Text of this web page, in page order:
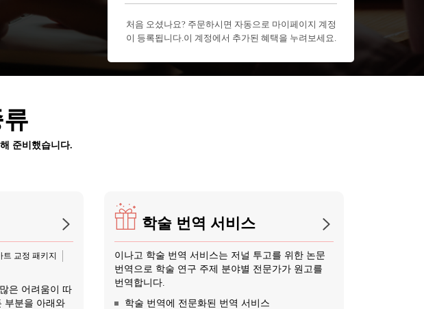
처음 오셨나요? 주문하시면 자동으로 마이페이지 계정
이 등록됩니다.이 계정에서 추가된 혜택을 누려보세요.
준비했습니다.
교정 패키지
은 어려움이 따
부분을 아래와
학술 번역 서비스
이나고 학술 번역 서비스는 저널 투고를 위한 논문
번역으로 학술 연구 주제 분야별 전문가가 원고를
번역합니다.
학술 번역에 전문화된 번역 서비스